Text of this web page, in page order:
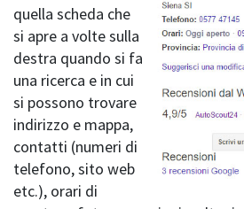
quella scheda che
si apre a volte sulla
destra quando si fa
una ricerca e in cui
si possono trovare
indirizzo e mappa,
contatti (numeri di
telefono, sito web
etc.), orari di